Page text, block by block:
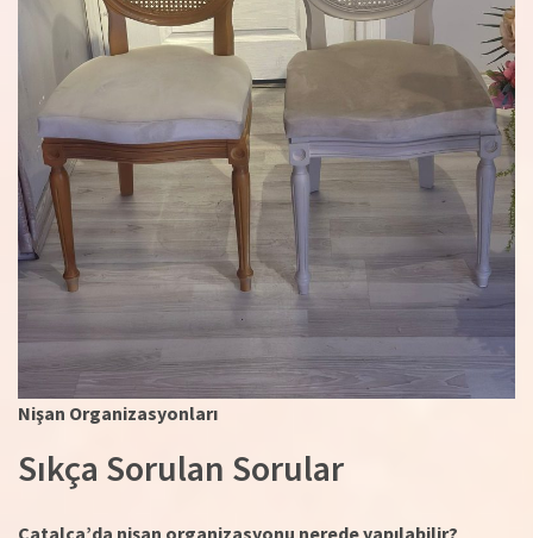
Nişan Organizasyonları
Sıkça Sorulan Sorular